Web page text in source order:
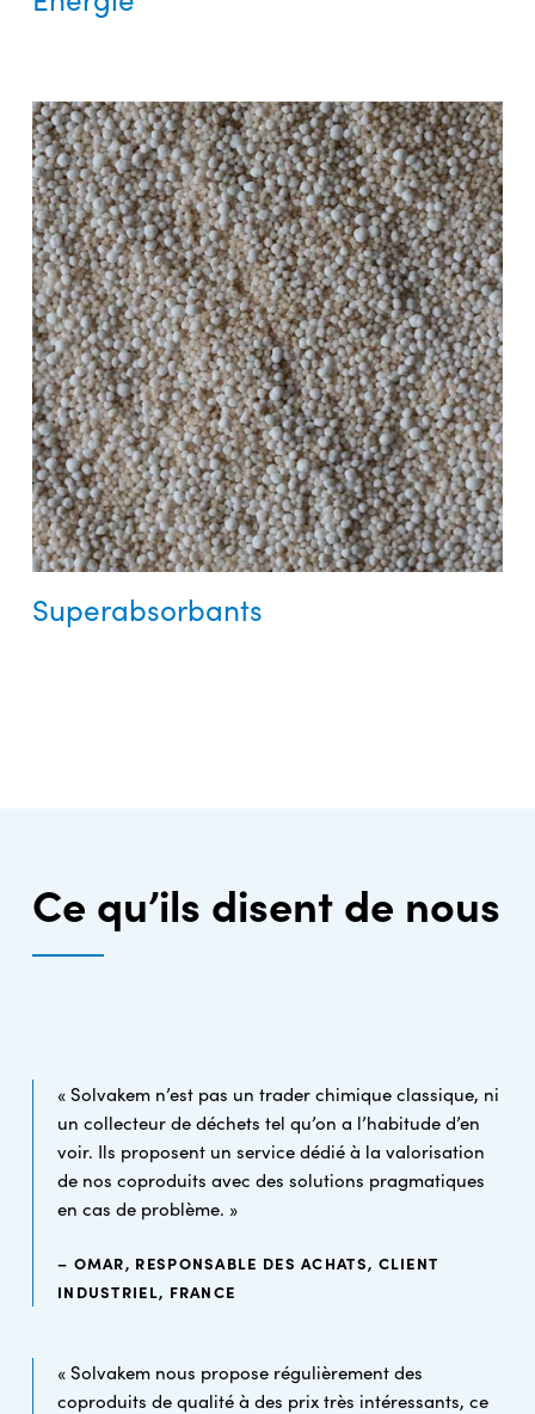
Superabsorbants
Ce qu’ils disent de nous
« Solvakem n’est pas un trader chimique classique, ni
un collecteur de déchets tel qu’on a l’habitude d’en
voir. Ils proposent un service dédié à la valorisation
de nos coproduits avec des solutions pragmatiques
en cas de problème. »
– OMAR, RESPONSABLE DES ACHATS, CLIENT
INDUSTRIEL, FRANCE
« Solvakem nous propose régulièrement des
coproduits de qualité à des prix très intéressants, ce